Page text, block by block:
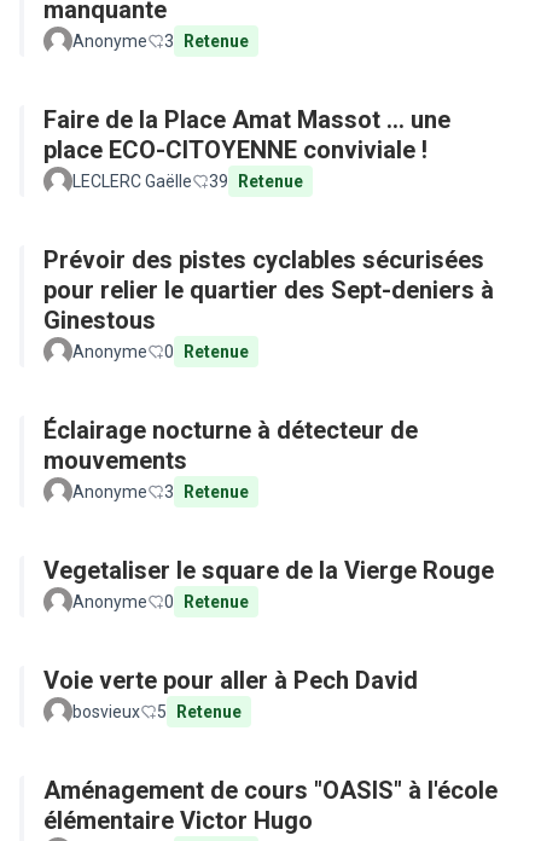
manquante
Anonyme 3 Retenue
Faire de la Place Amat Massot ... une
place ECO-CITOYENNE conviviale !
LECLERC Gaëlle 39 Retenue
Prévoir des pistes cyclables sécurisées
pour relier le quartier des Sept-deniers à
Ginestous
Anonyme 0 Retenue
Éclairage nocturne à détecteur de
mouvements
Anonyme 3 Retenue
Vegetaliser le square de la Vierge Rouge
Anonyme 0 Retenue
Voie verte pour aller à Pech David
bosvieux 5 Retenue
Aménagement de cours "OASIS" à l'école
élémentaire Victor Hugo